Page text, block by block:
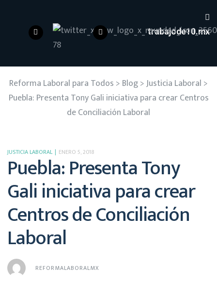
trabajode10.mx
Reforma Laboral para Todos > Blog>Justicia Laboral >
Puebla: Presenta Tony Gali iniciativa para crear Centros
de Conciliación Laboral
JUSTICIA LABORAL ENERO 5, 2018
Puebla: Presenta Tony
Gali iniciativa para crear
Centros de Conciliación
Laboral
REFORMALABORALMX